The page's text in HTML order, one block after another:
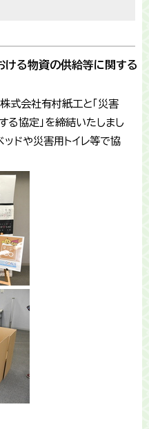
ける物資の供給等に関する
式会社有村紙工と「災害
る協定」を締結いたしまし
ドや災害用トイレ等で協